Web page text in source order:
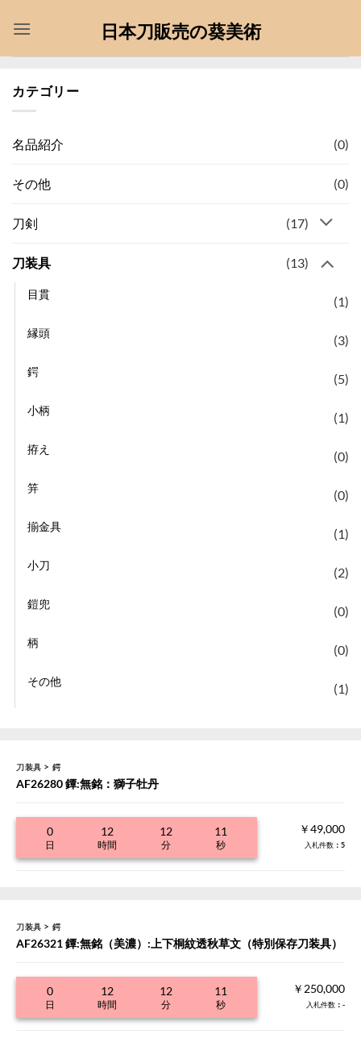
日本刀販売の葵美術
カテゴリー
名品紹介 (0)
その他 (0)
刀剣 (17)
刀装具 (13)
目貫 (1)
縁頭 (3)
鍔 (5)
小柄 (1)
拵え (0)
笄 (0)
揃金具 (1)
小刀 (2)
鎧兜 (0)
柄 (0)
その他 (1)
刀装具 > 鍔
AF26280 鐔:無銘：獅子牡丹
0
日
12
時間
12
分
11
秒
￥49,000
入札件数 ：5
刀装具 > 鍔
AF26321 鐔:無銘（美濃）:上下桐紋透秋草文（特別保存刀装具）
0
日
12
時間
12
分
11
秒
￥250,000
入札件数 ：-